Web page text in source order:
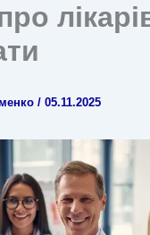
/ 05.11.2025